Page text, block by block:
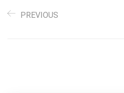
PREVIOUS